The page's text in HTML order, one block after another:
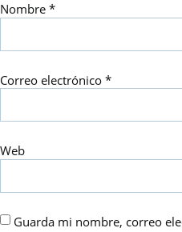
Nombre *
Correo electrónico *
Web
Guarda mi nombre, correo